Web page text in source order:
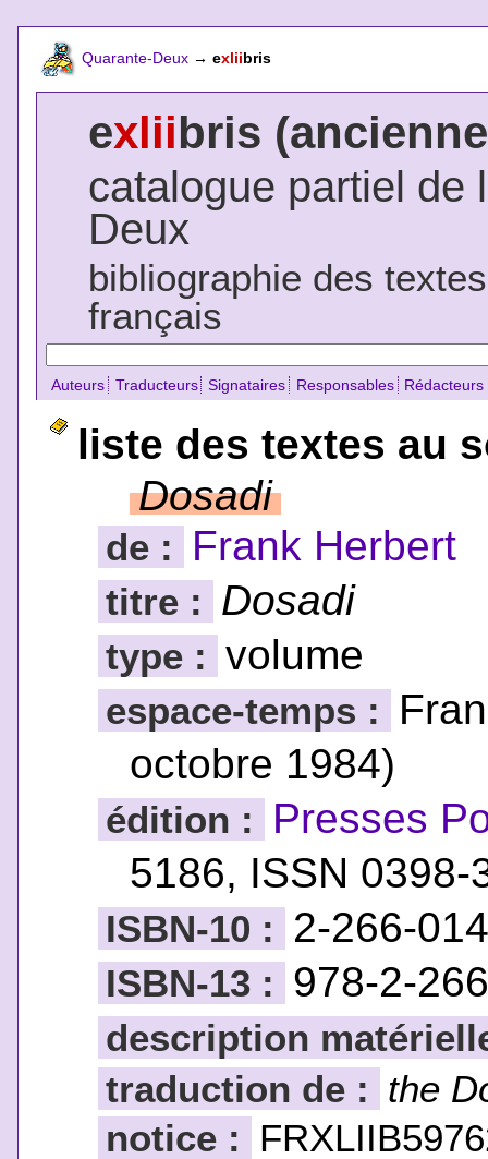
Quarante-Deux → exliibris
exliibris
catalogue partiel de
Deux
bibliographie des
français
Auteurs Traducteurs Signataires Responsables Rédacteurs
liste des textes au
Dosadi
de : Frank Herbert
titre : Dosadi
type : volume
espace-temps :
octobre 1984)
édition : Presses
5186, ISSN 0398-
ISBN-10 : 2-266-
ISBN-13 : 978-2-
description
traduction de : the
notice :